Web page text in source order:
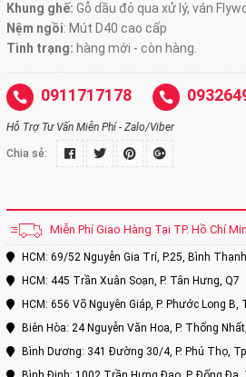
Khung ghế: Gỗ dầu đỏ qua xử lý, ván
Nệm ngồi: Mút D40 cao cấp
Tình trạng: hàng mới - còn hàng.
0911717178
Hỗ Trợ Tư Vấn Miễn Phí - Zalo/Viber
Chia sẻ:
Miễn Phí Giao Hàng Tại TP. Hồ Chí
HCM: 69/52 Nguyễn Gia Trí, P.25, Bình
HCM: 445 Trần Xuân Soạn, P. Tân Hưng, Q7
HCM: 656 Võ Nguyên Giáp, P. Phước Long B,
Biên Hòa: 24 Nguyễn Văn Hoa, P. Thống
Bình Dương: 341 Đường 30/4, P. Phú Thọ,